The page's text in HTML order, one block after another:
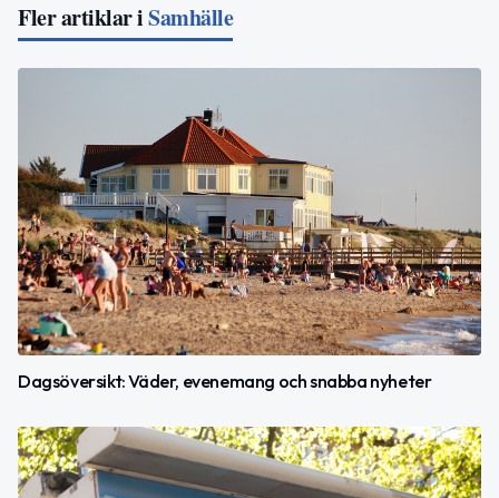
Fler artiklar iSamhälle
Dagsöversikt: Väder, evenemang och snabba nyheter